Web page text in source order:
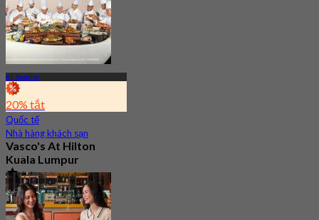
KL Sentral
20% tắt
Quốc tế
Nhà hàng khách sạn
Vasco's At Hilton
Kuala Lumpur
4.6
1.3K Đã đặt chỗ
TừRM 118.4